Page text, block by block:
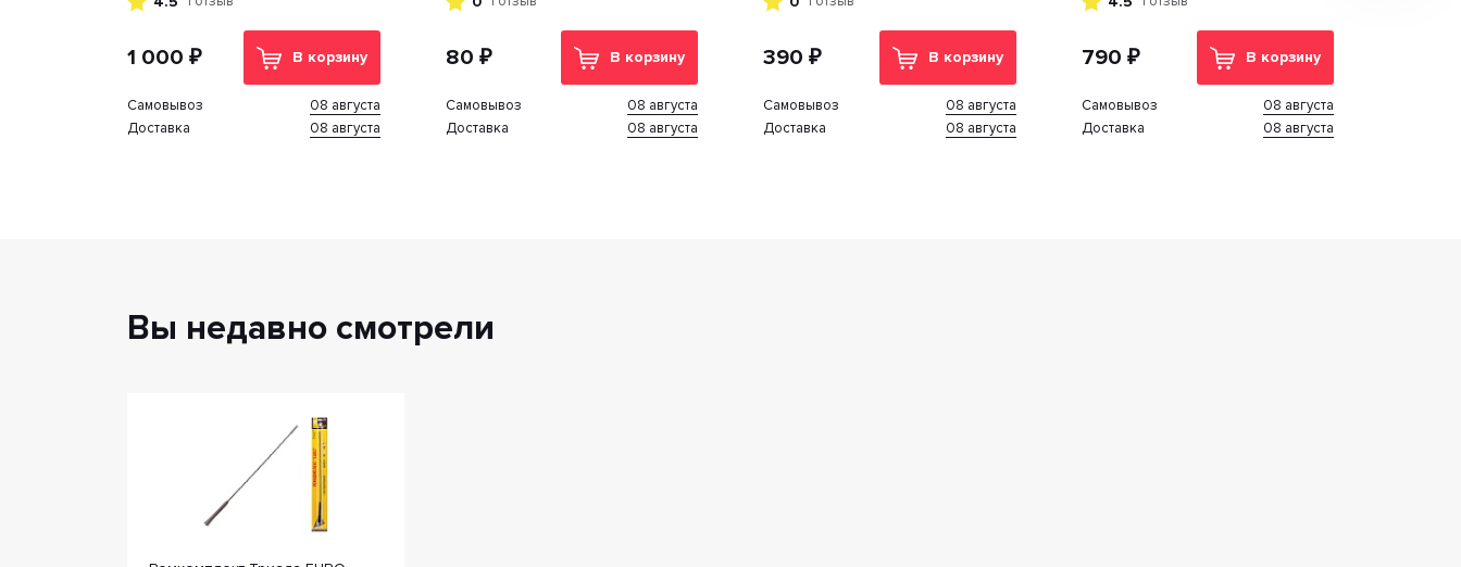
1 000 ₽ В корзину
Cамовывоз
08 августа
Доставка
08 августа
80 ₽ В корзину
Cамовывоз
08 августа
Доставка
08 августа
390 ₽ В корзину
Cамовывоз
08 августа
Доставка
08 августа
790 ₽ В корзину
Cамовывоз
08 августа
Доставка
08 августа
Вы недавно смотрели